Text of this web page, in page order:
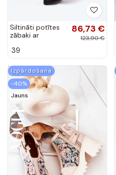
Siltināti potītes
zābaki ar
dabīgās ādas
melnā krāsā
86,73 €
123,90 €
39
Izpārdošana
-40%
Jauns